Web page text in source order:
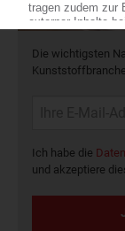
Die wichtigsten
Ich habe die
und akzeptiere